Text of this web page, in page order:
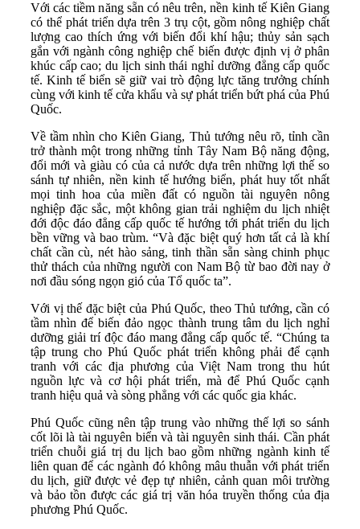
Với các tiềm năng sẵn có nêu trên, nền kinh tế Kiên Giang
có thể phát triển dựa trên 3 trụ cột, gồm nông nghiệp chất
lượng cao thích ứng với biến đổi khí hậu; thủy sản sạch
gắn với ngành công nghiệp chế biến được định vị ở phân
khúc cấp cao; du lịch sinh thái nghỉ dưỡng đẳng cấp quốc
tế. Kinh tế biển sẽ giữ vai trò động lực tăng trưởng chính
cùng với kinh tế cửa khẩu và sự phát triển bứt phá của Phú
Quốc.
Về tầm nhìn cho Kiên Giang, Thủ tướng nêu rõ, tỉnh cần
trở thành một trong những tỉnh Tây Nam Bộ năng động,
đổi mới và giàu có của cả nước dựa trên những lợi thế so
sánh tự nhiên, nền kinh tế hướng biển, phát huy tốt nhất
mọi tinh hoa của miền đất có nguồn tài nguyên nông
nghiệp đặc sắc, một không gian trải nghiệm du lịch nhiệt
đới độc đáo đẳng cấp quốc tế hướng tới phát triển du lịch
bền vững và bao trùm. “Và đặc biệt quý hơn tất cả là khí
chất cần cù, nét hào sảng, tinh thần sẵn sàng chinh phục
thử thách của những người con Nam Bộ từ bao đời nay ở
nơi đầu sóng ngọn gió của Tổ quốc ta”.
Với vị thế đặc biệt của Phú Quốc, theo Thủ tướng, cần có
tầm nhìn để biến đảo ngọc thành trung tâm du lịch nghỉ
dưỡng giải trí độc đáo mang đẳng cấp quốc tế. “Chúng ta
tập trung cho Phú Quốc phát triển không phải để cạnh
tranh với các địa phương của Việt Nam trong thu hút
nguồn lực và cơ hội phát triển, mà để Phú Quốc cạnh
tranh hiệu quả và sòng phẳng với các quốc gia khác.
Phú Quốc cũng nên tập trung vào những thế lợi so sánh
cốt lõi là tài nguyên biển và tài nguyên sinh thái. Cần phát
triển chuỗi giá trị du lịch bao gồm những ngành kinh tế
liên quan để các ngành đó không mâu thuẫn với phát triển
du lịch, giữ được vẻ đẹp tự nhiên, cảnh quan môi trường
và bảo tồn được các giá trị văn hóa truyền thống của địa
phương Phú Quốc.